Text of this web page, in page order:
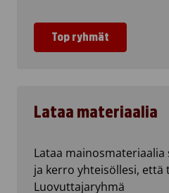
Top ryhmät
Lataa materiaalia
Lataa
ja kerro yhteisöllesi, että
Luovuttajaryhmä